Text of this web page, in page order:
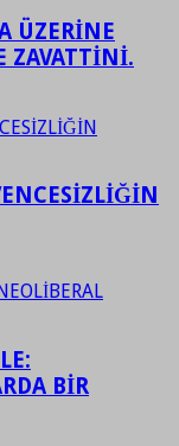
ÜZERİNE
ZAVATTİNİ.
BİR